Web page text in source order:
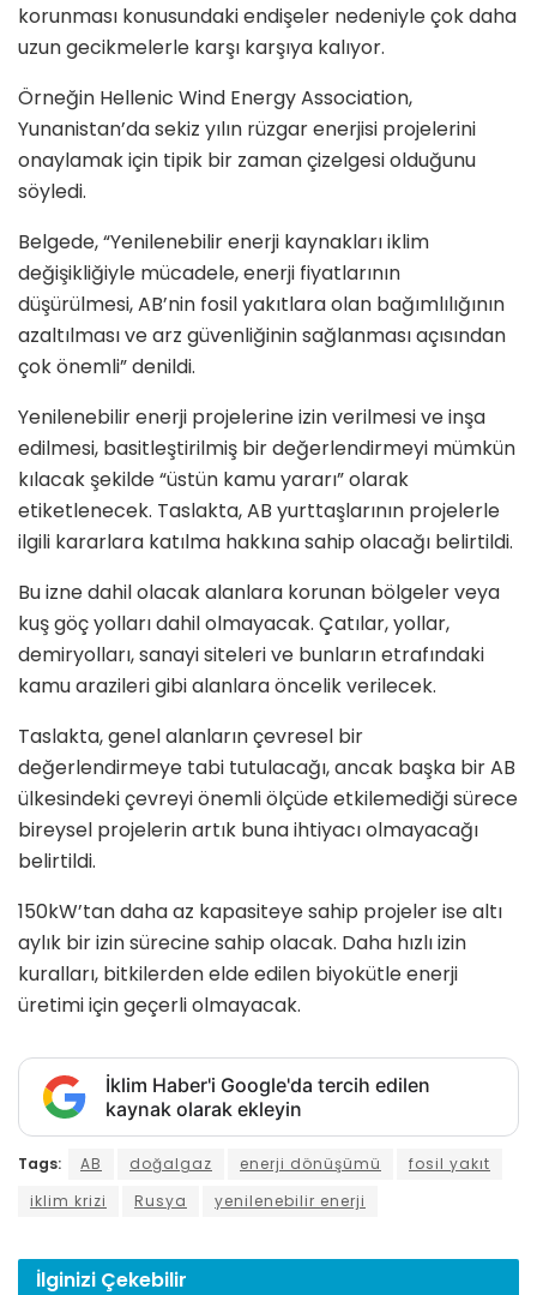
korunması konusundaki endişeler nedeniyle çok daha
uzun gecikmelerle karşı karşıya kalıyor.
Örneğin Hellenic Wind Energy Association,
Yunanistan’da sekiz yılın rüzgar enerjisi projelerini
onaylamak için tipik bir zaman çizelgesi olduğunu
söyledi.
Belgede, “Yenilenebilir enerji kaynakları iklim
değişikliğiyle mücadele, enerji fiyatlarının
düşürülmesi, AB’nin fosil yakıtlara olan bağımlılığının
azaltılması ve arz güvenliğinin sağlanması açısından
çok önemli” denildi.
Yenilenebilir enerji projelerine izin verilmesi ve inşa
edilmesi, basitleştirilmiş bir değerlendirmeyi mümkün
kılacak şekilde “üstün kamu yararı” olarak
etiketlenecek. Taslakta, AB yurttaşlarının projelerle
ilgili kararlara katılma hakkına sahip olacağı belirtildi.
Bu izne dahil olacak alanlara korunan bölgeler veya
kuş göç yolları dahil olmayacak. Çatılar, yollar,
demiryolları, sanayi siteleri ve bunların etrafındaki
kamu arazileri gibi alanlara öncelik verilecek.
Taslakta, genel alanların çevresel bir
değerlendirmeye tabi tutulacağı, ancak başka bir AB
ülkesindeki çevreyi önemli ölçüde etkilemediği sürece
bireysel projelerin artık buna ihtiyacı olmayacağı
belirtildi.
150kW’tan daha az kapasiteye sahip projeler ise altı
aylık bir izin sürecine sahip olacak. Daha hızlı izin
kuralları, bitkilerden elde edilen biyokütle enerji
üretimi için geçerli olmayacak.
İklim Haber'i Google'da tercih edilen
kaynak olarak ekleyin
Tags: AB doğalgaz enerji dönüşümü
fosil yakıt
iklim krizi
Rusya yenilenebilir enerji
İlginizi Çekebilir